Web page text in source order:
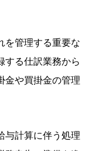
を管理する重要な
する仕訳業務から
金や買掛金の管理
与計算に伴う処理